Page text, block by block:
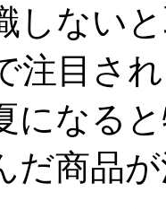
しない
注目さ
になる
だ商品